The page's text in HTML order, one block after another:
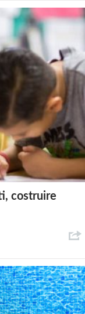
costruire